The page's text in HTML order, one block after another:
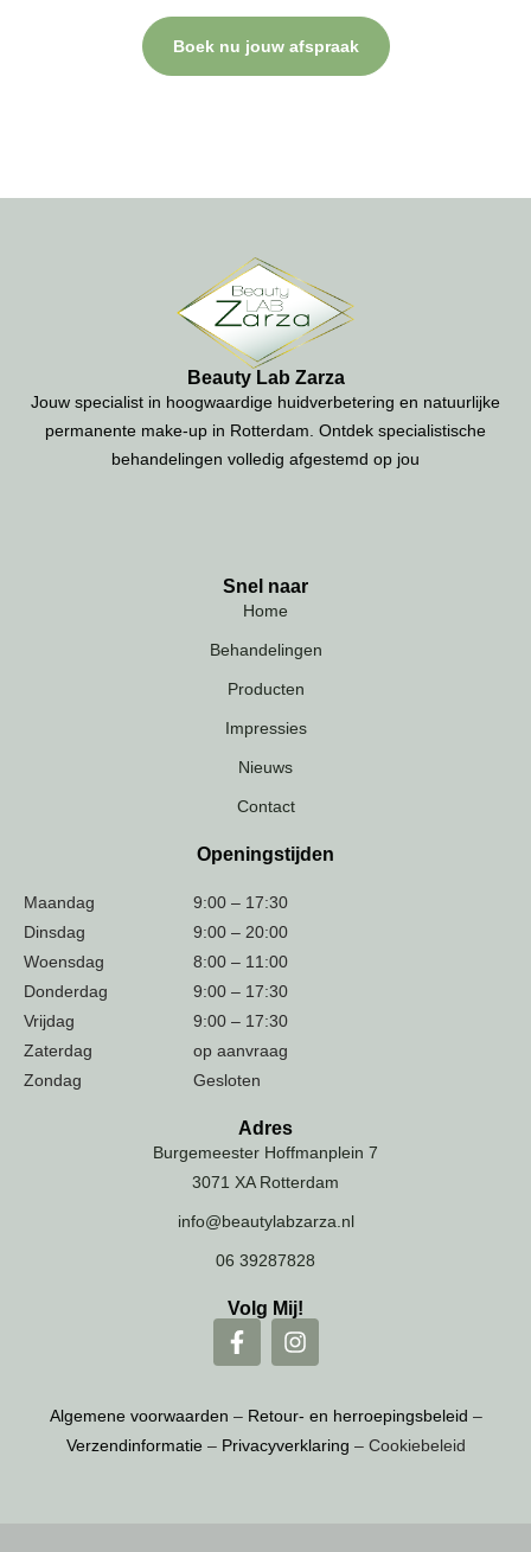
Boek nu jouw afspraak
Beauty Lab Zarza
Jouw specialist in hoogwaardige huidverbetering en natuurlijke
permanente make-up in Rotterdam. Ontdek specialistische
behandelingen volledig afgestemd op jou
Snel naar
Home
Behandelingen
Producten
Impressies
Nieuws
Contact
Openingstijden
Maandag
9:00 – 17:30
Dinsdag
9:00 – 20:00
Woensdag
8:00 – 11:00
Donderdag
9:00 – 17:30
Vrijdag
9:00 – 17:30
Zaterdag
op aanvraag
Zondag
Gesloten
Adres
Burgemeester Hoffmanplein 7
3071 XA Rotterdam
info@beautylabzarza.nl
06 39287828
Volg Mij!
Algemene voorwaarden – Retour- en herroepingsbeleid –
Verzendinformatie– Privacyverklaring – Cookiebeleid